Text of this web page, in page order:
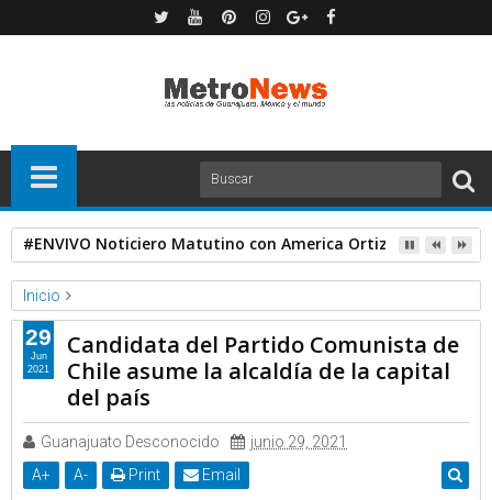
#ENVIVO Noticiero Matutino con America Ortiz
Inicio
RT
Candidata del Partido Comunista de Chile asume la alcaldía de la
capital del país
Candidata del Partido Comunista de
Chile asume la alcaldía de la capital
del país
Guanajuato Desconocido
junio 29, 2021
A+ A- Print Email
29
Jun
2021